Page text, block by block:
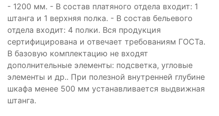
- 1200 мм. - В состав платяного отдела входит: 1
штанга и 1 верхняя полка. - В состав бельевого
отдела входит: 4 полки. Вся продукция
сертифицирована и отвечает требованиям ГОСТа.
В базовую комплектацию не входят
дополнительные элементы: подсветка, угловые
элементы и др.. При полезной внутренней глубине
шкафа менее 500 мм устанавливается выдвижная
штанга.